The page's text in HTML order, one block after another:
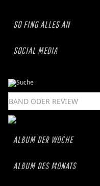
SO FING ALLES AN
SOCIAL MEDIA
ALBUM DER WOCHE
ALBUM DES MONATS